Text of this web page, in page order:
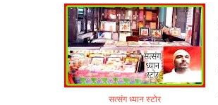
सत्संग ध्यान स्टोर